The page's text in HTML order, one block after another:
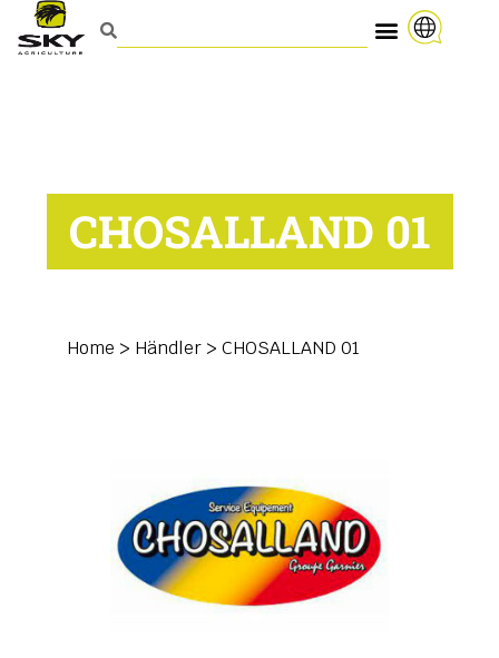
CHOSALLAND 01
Home > Händler > CHOSALLAND 01